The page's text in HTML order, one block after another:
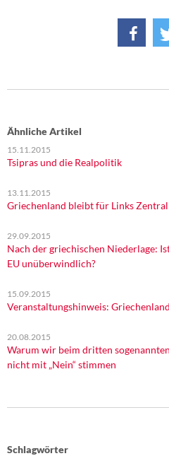
Ähnliche Artikel
15.11.2015
Tsipras und die Realpolitik
13.11.2015
Griechenland bleibt für Links Zentral
29.09.2015
Nach der griechischen Niederlage:
EU unüberwindlich?
15.09.2015
Veranstaltungshinweis:
20.08.2015
Warum wir beim dritten
nicht mit „Nein“ stimmen
Schlagwörter